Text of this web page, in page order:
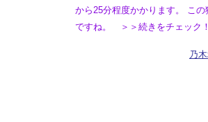
から25分程度かかります。 こ
ですね。 ＞＞続きをチェック！
乃